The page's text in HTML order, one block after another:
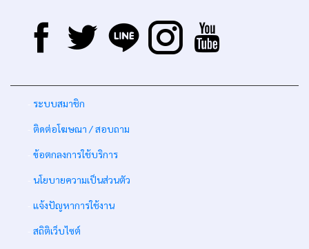
ระบบสมาชิก
ติดต่อโฆษณา / สอบถาม
ข้อตกลงการใช้บริการ
นโยบายความเป็นส่วนตัว
แจ้งปัญหาการใช้งาน
สถิติเว็บไซต์